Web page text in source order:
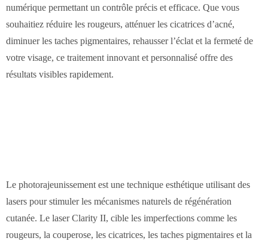
numérique permettant un contrôle précis et efficace. Que vous
souhaitiez réduire les rougeurs, atténuer les cicatrices d’acné,
diminuer les taches pigmentaires, rehausser l’éclat et la fermeté de
votre visage, ce traitement innovant et personnalisé offre des
résultats visibles rapidement.
Le photorajeunissement est une technique esthétique utilisant des
lasers pour stimuler les mécanismes naturels de régénération
cutanée. Le laser Clarity II, cible les imperfections comme les
rougeurs, la couperose, les cicatrices, les taches pigmentaires et la